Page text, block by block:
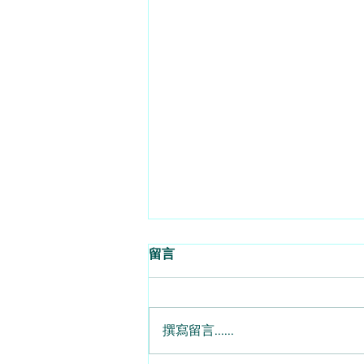
留言
撰寫留言......